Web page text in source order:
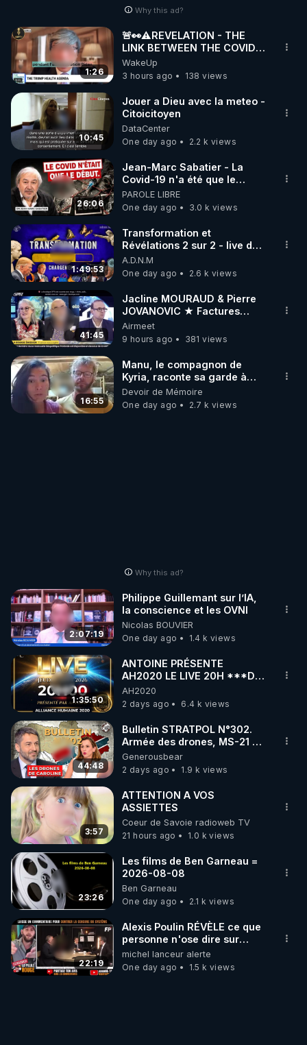
Why this ad?
1:26
🚨👀⚠️REVELATION - THE
LINK BETWEEN THE COVID
VACCINE AND CANCER -LIEN
VACCIN COVID ET CANCER
WakeUp
3 hours ago
138 views
10:45
Jouer a Dieu avec la meteo -
Citoicitoyen
DataCenter
One day ago
2.2 k views
26:06
Jean-Marc Sabatier - La
Covid-19 n'a été que le
début - L'ARNm & l'ARNm-aa
jusqu où auront-t-il ?
PAROLE LIBRE
One day ago
3.0 k views
1:49:53
Transformation et
Révélations 2 sur 2 - live du
07/08/26
A.D.N.M
One day ago
2.6 k views
41:45
Jacline MOURAUD & Pierre
JOVANOVIC ★ Factures
Impayées : Où Est Passé Le
Pognon ?
Airmeet
9 hours ago
381 views
16:55
Manu, le compagnon de
Kyria, raconte sa garde à
vue musclée. PARTAGEZ!
Devoir de Mémoire
One day ago
2.7 k views
Why this ad?
2:07:19
Philippe Guillemant sur l’IA,
la conscience et les OVNI
Nicolas BOUVIER
One day ago
1.4 k views
1:35:50
ANTOINE PRÉSENTE
AH2020 LE LIVE 20H ***DU
06/08/2026***
AH2020
2 days ago
6.4 k views
44:48
Bulletin STRATPOL N°302.
Armée des drones, MS-21 en
série, missiles coréens.
07.08.2026.
Generousbear
2 days ago
1.9 k views
3:57
ATTENTION A VOS
ASSIETTES
Coeur de Savoie radioweb TV
21 hours ago
1.0 k views
23:26
Les films de Ben Garneau =
2026-08-08
Ben Garneau
One day ago
2.1 k views
22:19
Alexis Poulin RÉVÈLE ce que
personne n'ose dire sur
l'Union européenne (C'est
explosif)
michel lanceur alerte
One day ago
1.5 k views